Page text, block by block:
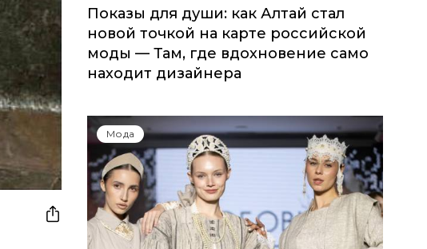
Показы для души: как Алтай стал
новой точкой на карте российской
моды — Там, где вдохновение само
находит дизайнера
Мода